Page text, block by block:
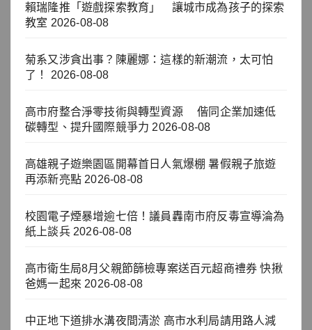
賴瑞隆推「遊戲探索教育」 讓城市成為孩子的探索
教室 2026-08-08
菊系又涉貪出事？陳麗娜：這樣的新潮流，太可怕
了！
2026-08-08
高市府整合淨零技術與轉型資源 偕同企業加速低
碳轉型、提升國際競爭力 2026-08-08
高雄親子遊樂園區開幕首日人氣爆棚 暑假親子旅遊
再添新亮點 2026-08-08
校園電子煙暴增逾七倍！議員轟南市府反毒宣導淪為
紙上談兵 2026-08-08
高市衛生局8月父親節篩檢專案送百元超商禮券 快揪
爸媽一起來 2026-08-08
中正地下道排水溝夜間清淤 高市水利局請用路人減